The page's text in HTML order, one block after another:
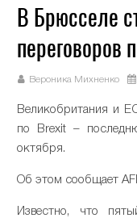
В Брюсселе
переговоров
Вероника Михненко
Великобритания и
по Brexit –
октября.
Об этом сообщает
Известно, что